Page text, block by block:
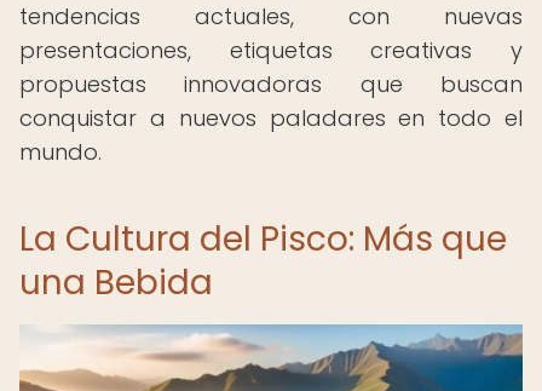
tendencias actuales, con nuevas
presentaciones, etiquetas creativas y
propuestas innovadoras que buscan
conquistar a nuevos paladares en todo el
mundo.
La Cultura del Pisco: Más que
una Bebida